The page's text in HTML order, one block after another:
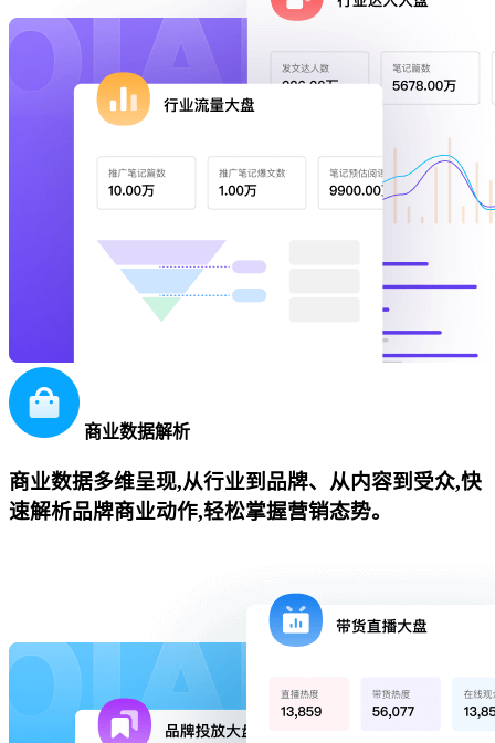
商业数据解析
商业数据多维呈现,从行业到品牌、从内容到受众,快
速解析品牌商业动作,轻松掌握营销态势。